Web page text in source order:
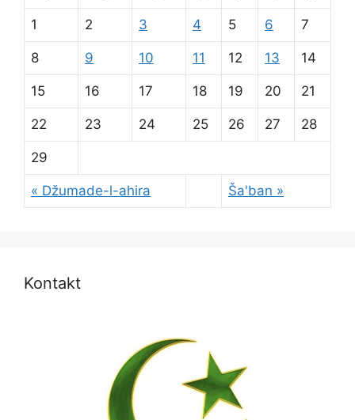
« Džumade-l-ahira Ša'ban »
1 2 3 4 5 6 7
8 9 10 11 12 13 14
15 16 17 18 19 20 21
22 23 24 25 26 27 28
29
Kontakt